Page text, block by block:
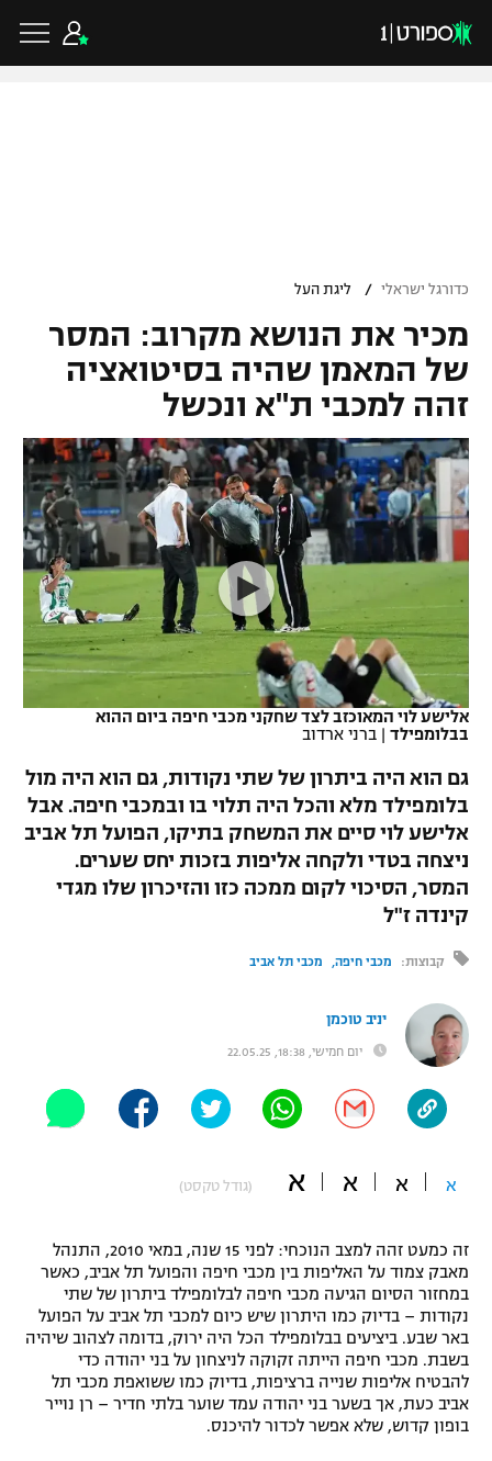
VOD
רץ ברשת
תוצאות
לוח שידורים
ברחבה
"מחצית בשכונה" – פודקאסט
משתתפים וזוכים בפרסים
תקנון עבור פעילות ספורט 1 – "מרלן"
תנאי שימוש
מדיניות פרטיות
גביע הטוטו
ליגיונרים
גביע המדינה
נבחרת ישראל
מכבי חיפה
בית"ר ירושלים
מכבי תל אביב
הפועל תל אביב
הפועל חיפה
הפועל באר שבע
מכבי נתניה
ליגת האלופות
ליגה אירופית
ליגה אנגלית
ליגה גרמנית
ליגה ספרדית
ליגה צרפתית
ליגה הולנדית
ליגה סינית
ליגה ברזילאית
ליגות נוספות
כדורסל ישראלי
ליגת ווינר סל
ליגה לאומית
כדורסל נשים
מכבי תל אביב
הפועל ירושלים
דני אבדיה
כדורסל עולמי
NBA
יורוליג
יורוקאפ
ענפים נוספים
טניס
כדורעף
שחייה
אגרוף
ספורט אולימפי
UFC
אופניים
כדורמים
פוטבול אמריקאי NFL
ספורט אתגרי ואקסטרים
אומנויות לחימה
גיימינג E-Sports
כדורגל ישראלי / ליגת העל
מכיר את הנושא מקרוב: המסר
של המאמן שהיה בסיטואציה
זהה למכבי ת"א ונכשל
אלישע לוי המאוכזב לצד שחקני מכבי חיפה ביום ההוא
בבלומפילד | ברני ארדוב
גם הוא היה ביתרון של שתי נקודות, גם הוא היה מול
בלומפילד מלא והכל היה תלוי בו ובמכבי חיפה. אבל
אלישע לוי סיים את המשחק בתיקו, הפועל תל אביב
ניצחה בטדי ולקחה אליפות בזכות יחס שערים.
המסר, הסיכוי לקום ממכה כזו והזיכרון שלו מגדי
קינדה ז"ל
קבוצות: מכבי חיפה מכבי תל אביב
יניב טוכמן
יום חמישי, 18:38, 22.05.25
א א א א (גודל טקסט)
זה כמעט זהה למצב הנוכחי: לפני 15 שנה, במאי 2010, התנהל
מאבק צמוד על האליפות בין מכבי חיפה והפועל תל אביב, כאשר
במחזור הסיום הגיעה מכבי חיפה לבלומפילד ביתרון של שתי
נקודות – בדיוק כמו היתרון שיש כיום למכבי תל אביב על הפועל
באר שבע. ביציעים בבלומפילד הכל היה ירוק, בדומה לצהוב שיהיה
בשבת. מכבי חיפה הייתה זקוקה לניצחון על בני יהודה כדי
להבטיח אליפות שנייה ברציפות, בדיוק כמו ששואפת מכבי תל
אביב כעת, אך בשער בני יהודה עמד שוער בלתי חדיר – רן נוייר
בופון קדוש, שלא אפשר לכדור להיכנס.